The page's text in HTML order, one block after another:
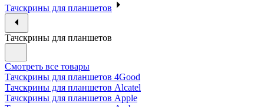
Тачскрины для планшетов
Тачскрины для планшетов
Смотреть все товары
Тачскрины для планшетов 4Good
Тачскрины для планшетов Alcatel
Тачскрины для планшетов Apple